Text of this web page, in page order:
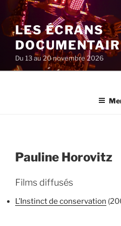
au
contenu
principal
LES ÉCRANS
Du 13 au 20 novembre 2026
Pauline Horovitz
Films diffusés
L’Instinct de conservation